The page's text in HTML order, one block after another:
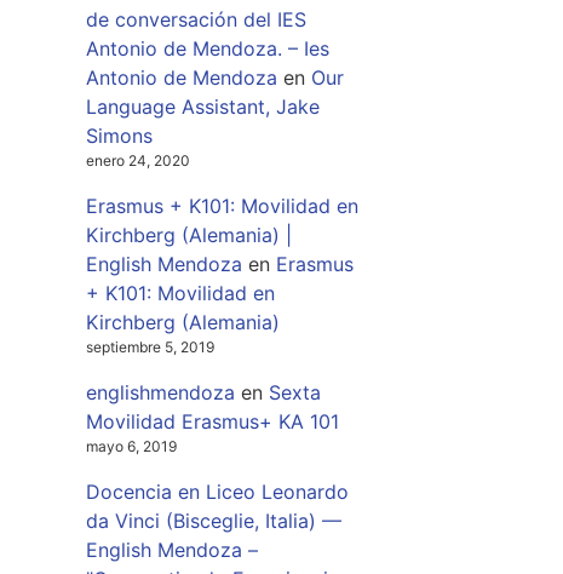
de conversación del IES
Antonio de Mendoza. – Ies
Antonio de Mendoza en Our
Language Assistant, Jake
Simons
enero 24, 2020
Erasmus + K101: Movilidad en
Kirchberg (Alemania) |
English Mendoza en Erasmus
+ K101: Movilidad en
Kirchberg (Alemania)
septiembre 5, 2019
englishmendoza en Sexta
Movilidad Erasmus+ KA 101
mayo 6, 2019
Docencia en Liceo Leonardo
da Vinci (Bisceglie, Italia) —
English Mendoza –